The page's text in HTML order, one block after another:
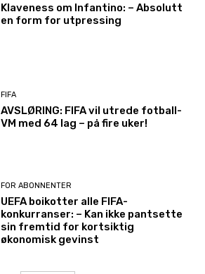
Klaveness om Infantino: – Absolutt
en form for utpressing
FIFA
AVSLØRING: FIFA vil utrede fotball-
VM med 64 lag – på fire uker!
FOR ABONNENTER
UEFA boikotter alle FIFA-
konkurranser: – Kan ikke pantsette
sin fremtid for kortsiktig
økonomisk gevinst